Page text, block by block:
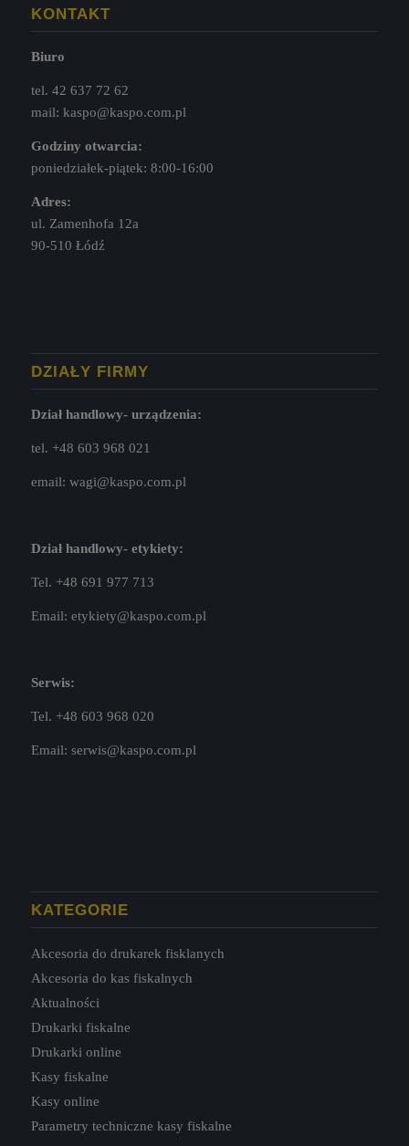
KONTAKT
Biuro
tel. 42 637 72 62
mail: kaspo@kaspo.com.pl
Godziny otwarcia:
poniedziałek-piątek: 8:00-16:00
Adres:
ul. Zamenhofa 12a
90-510 Łódź
DZIAŁY FIRMY
Dział handlowy- urządzenia:
tel. +48 603 968 021
email: wagi@kaspo.com.pl
Dział handlowy- etykiety:
Tel. +48 691 977 713
Email: etykiety@kaspo.com.pl
Serwis:
Tel. +48 603 968 020
Email: serwis@kaspo.com.pl
KATEGORIE
Akcesoria do drukarek fisklanych
Akcesoria do kas fiskalnych
Aktualności
Drukarki fiskalne
Drukarki online
Kasy fiskalne
Kasy online
Parametry techniczne kasy fiskalne